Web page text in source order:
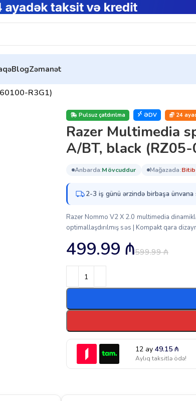
BlogZəmanət
R3G1)
Pulsuz çatdırılma ƏDV 24
Razer Multimedia
A/BT, black
anbarda: mövcuddur mağazada: bi̇ti̇b
2-3 iş günü ərzində birbaşa ünvana
Razer Nommo V2 X 2.0 multimedia
optimallaşdırılmış səs | Kompakt qara
599.99₼
499.99 ₼
12 ay49.15₼
Aylıq taksitlə ödə!